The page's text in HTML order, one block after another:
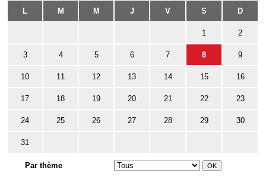
L M M J V S D
1 2
3 4 5 6 7 8 9
10 11 12 13 14 15 16
17 18 19 20 21 22 23
24 25 26 27 28 29 30
31
Par thème